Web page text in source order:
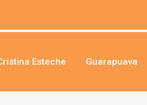
Esteche Guarapuava